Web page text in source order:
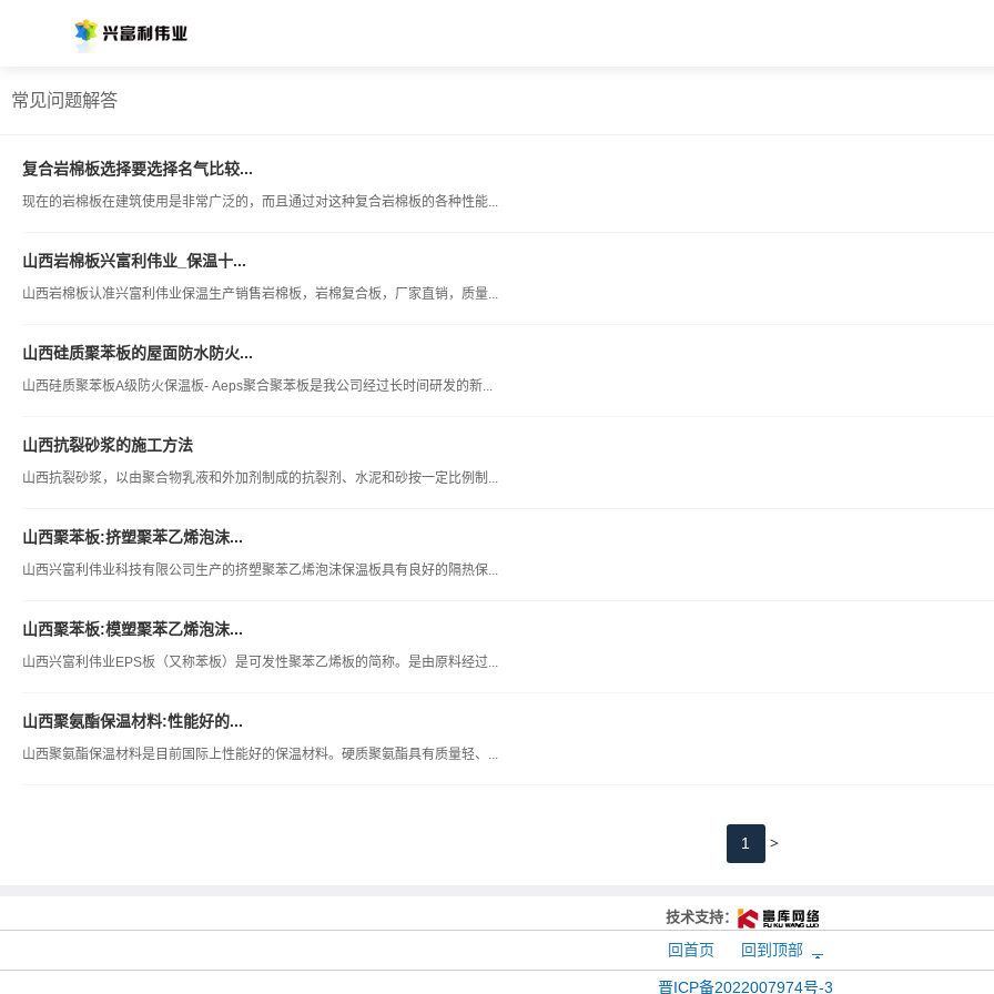
常见问题解答
复合岩棉板选择要选择名气比较...
现在的岩棉板在建筑使用是非常广泛的，而且通过对这种复合岩棉板的各种性能...
山西岩棉板兴富利伟业_保温十...
山西岩棉板认准兴富利伟业保温生产销售岩棉板，岩棉复合板，厂家直销，质量...
山西硅质聚苯板的屋面防水防火...
山西硅质聚苯板A级防火保温板- Aeps聚合聚苯板是我公司经过长时间研发的新...
山西抗裂砂浆的施工方法
山西抗裂砂浆，以由聚合物乳液和外加剂制成的抗裂剂、水泥和砂按一定比例制...
山西聚苯板:挤塑聚苯乙烯泡沫...
山西兴富利伟业科技有限公司生产的挤塑聚苯乙烯泡沫保温板具有良好的隔热保...
山西聚苯板:模塑聚苯乙烯泡沫...
山西兴富利伟业EPS板（又称苯板）是可发性聚苯乙烯板的简称。是由原料经过...
山西聚氨酯保温材料:性能好的...
山西聚氨酯保温材料是目前国际上性能好的保温材料。硬质聚氨酯具有质量轻、...
1 >
技术支持：
回首页 回到顶部
晋ICP备2022007974号-3